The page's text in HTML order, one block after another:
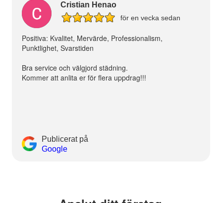
Cristian Henao
för en vecka sedan
Positiva: Kvalitet, Mervärde, Professionalism,
Punktlighet, Svarstiden
Bra service och välgjord städning.
Kommer att anlita er för flera uppdrag!!!
Publicerat på
Google